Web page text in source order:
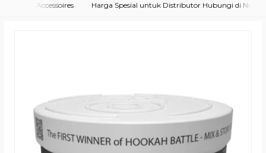
Accessoires Harga Spesial untuk Distributor Hubungi di No.